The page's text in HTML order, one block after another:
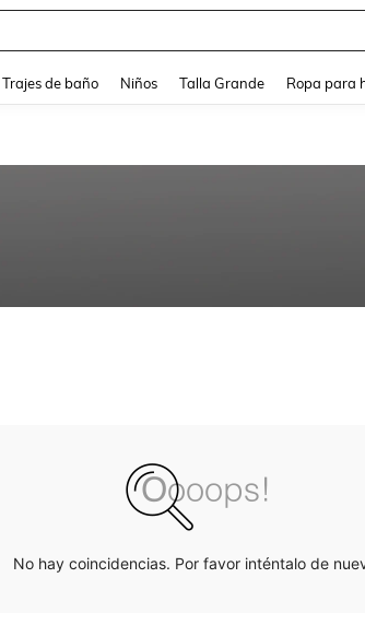
Trajes de baño Niños Talla Grande Ropa para
No hay coincidencias. Por favor inténtalo de